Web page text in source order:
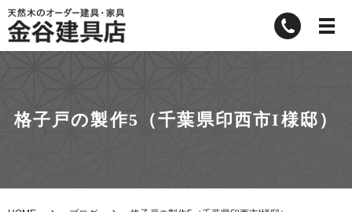
格子戸の製作5（千葉県印西市I様邸）